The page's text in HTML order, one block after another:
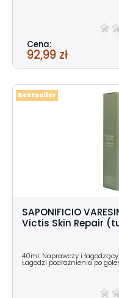
Cena:
92,99 zł
SAPONIFICIO
Victis Skin Repair
40ml. Naprawczy i
Łagodzi podrażnienia po
Bestseller